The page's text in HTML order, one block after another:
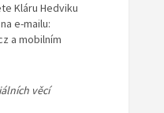
Kláru Hedviku
e-mailu:
a mobilním
věcí